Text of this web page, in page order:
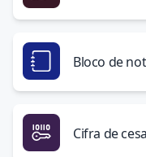
Bloco de
Cifra de